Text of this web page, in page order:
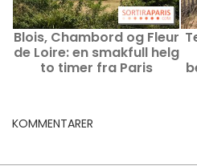
Blois, Chambord og Fleur
de Loire: en smakfull helg
to timer fra Paris
KOMMENTARER